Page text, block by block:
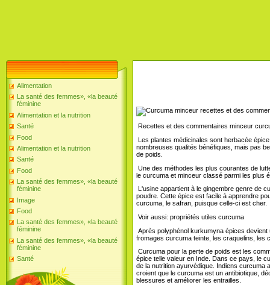
Alimentation
La santé des femmes», «la beauté
féminine
Alimentation et la nutrition
Santé
Food
Alimentation et la nutrition
Santé
Food
La santé des femmes», «la beauté
féminine
Image
Food
La santé des femmes», «la beauté
féminine
La santé des femmes», «la beauté
féminine
Santé
Recettes et des commentaires minceur
Les plantes médicinales sont herbacée
nombreuses qualités bénéfiques, mais pas
de poids.
Une des méthodes les plus courantes de
le curcuma et minceur classé parmi les plus
L'usine appartient à le gingembre genre de
poudre. Cette épice est facile à apprendre
curcuma, le safran, puisque celle-ci est cher.
Voir aussi: propriétés utiles curcuma
Après polyphénol kurkumyna épices
fromages curcuma teinte, les craquelins, les
Curcuma pour la perte de poids est les
épice telle valeur en Inde. Dans ce pays, le
de la nutrition ayurvédique. Indiens curcuma
croient que le curcuma est un antibiotique,
blessures et améliorer les entrailles.